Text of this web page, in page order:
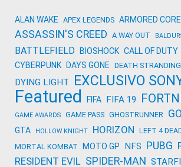
ALAN WAKE APEX LEGENDS ARMORED CORE
ASSASSIN'S CREED A WAY OUT
BATTLEFIELD BIOSHOCK CALL OF DUTY
CYBERPUNK DAYS GONE DEATH STRANDING
DYING LIGHT EXCLUSIVO
Featured FIFA FIFA 19
GAME AWARDS GAME PASS GHOSTRUNNER
GTA HOLLOW KNIGHT HORIZON LEFT 4
MORTAL KOMBAT MOTO GP NFS PUBG
RESIDENT EVIL SPIDER-MAN